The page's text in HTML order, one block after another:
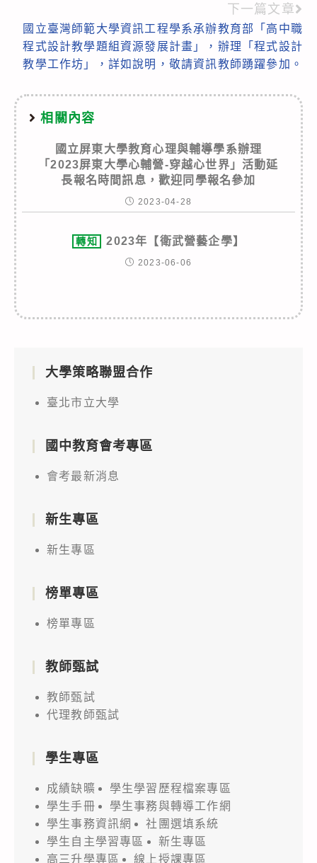
下一篇文章
國立臺灣師範大學資訊工程學系承辦教育部「高中職
程式設計教學題組資源發展計畫」，辦理「程式設計
教學工作坊」，詳如說明，敬請資訊教師踴躍參加。
相關內容
國立屏東大學教育心理與輔導學系辦理
「2023屏東大學心輔營-穿越心世界」活動延
長報名時間訊息，歡迎同學報名參加
2023-04-28
轉知 2023年【衛武營藝企學】
2023-06-06
大學策略聯盟合作
臺北市立大學
國中教育會考專區
會考最新消息
新生專區
新生專區
榜單專區
榜單專區
教師甄試
教師甄試
代理教師甄試
學生專區
成績缺曠
學生學習歷程檔案專區
學生手冊
學生事務與轉導工作網
學生事務資訊網
社團選填系統
學生自主學習專區
新生專區
高三升學專區
線上授課專區